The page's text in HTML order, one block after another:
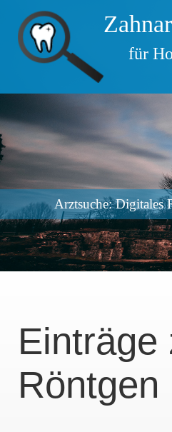
für
Arztsuche: Digitales
Einträge